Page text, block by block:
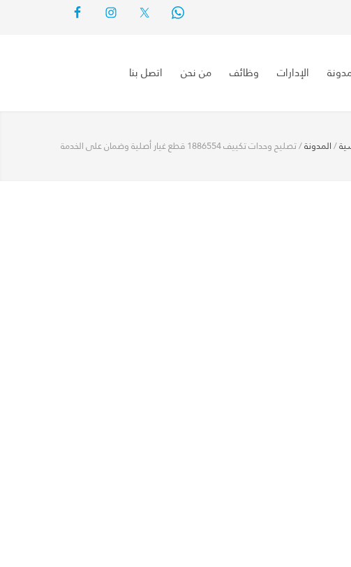
الإدارات وظائف من نحن اتصل بنا
/المدونة/تصليح وحدات تكييف 1886554 قطع غيار أصلية وضمان على الخدمة